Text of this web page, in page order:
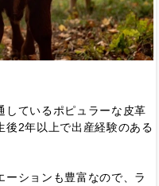
しているポピュラーな皮革
後2年以上で出産経験のある
ションも豊富なので、ラ